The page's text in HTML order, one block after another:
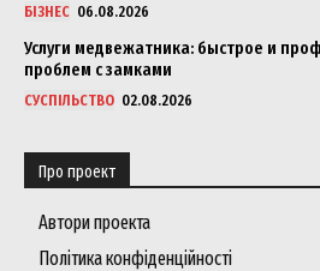
БІЗНЕС 06.08.2026
Услуги медвежатника: быстрое и
проблем с замками
СУСПІЛЬСТВО 02.08.2026
Про проект
Автори проекта
Політика конфіденційності